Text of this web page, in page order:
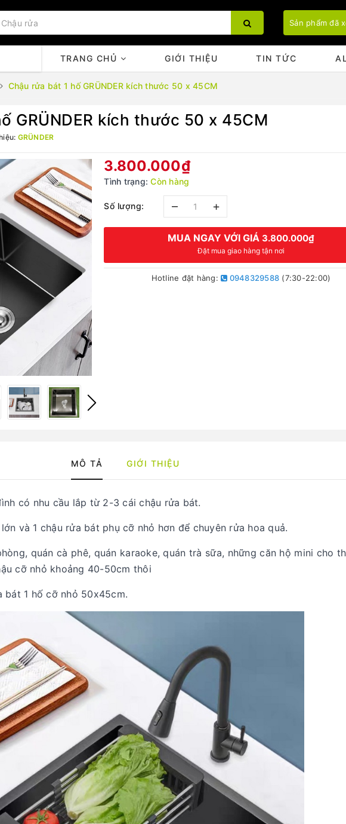
Sản phẩm đã
TRANG CHỦ GIỚI THIỆU TIN TỨC
Chậu rửa bát 1 hố GRÜNDER kích thước 50 x 45CM
GRÜNDER kích thước 50 x 45CM
GRÜNDER
3.800.000₫
Tình trạng: Còn hàng
Số lượng: – +
MUA NGAY VỚI GIÁ 3.800.000₫
Đặt mua giao hàng tận nơi
Hotline đặt hàng: 0948329588 (7:30-22:00)
MÔ TẢ GIỚI THIỆU
có nhu cầu lắp từ 2-3 cái chậu rửa bát.
và 1 chậu rửa bát phụ cỡ nhỏ hơn để chuyên rửa hoa quả.
quán cà phê, quán karaoke, quán trà sữa, những căn hộ mini cho
cỡ nhỏ khoảng 40-50cm thôi
bát 1 hố cỡ nhỏ 50x45cm.